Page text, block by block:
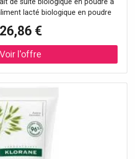
lacté biologique en poudre
26,86 €